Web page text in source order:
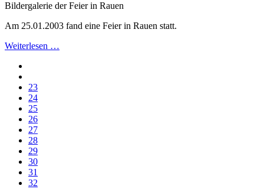
Bildergalerie der Feier in Rauen
Am 25.01.2003 fand eine Feier in Rauen statt.
Weiterlesen …
23
24
25
26
27
28
29
30
31
32